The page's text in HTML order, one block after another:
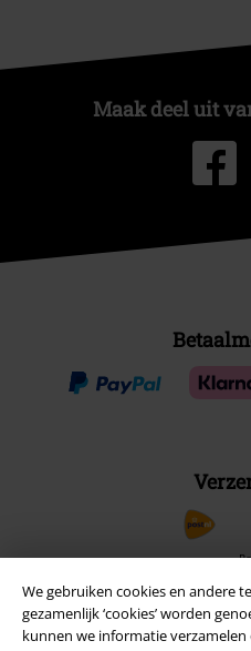
We gebruiken cookies en andere
gezamenlijk ‘cookies’ worden
kunnen we informatie
Maak deel uit